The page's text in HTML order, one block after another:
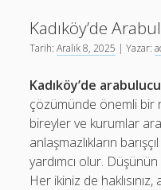
Kadıköy’de
Tarih:Aralık 8, 2025 | Yazar:
Kadıköy’de
çözümünde önemli bir
bireyler ve kurumlar
anlaşmazlıkların
yardımcı olur. Düşünün
Her ikiniz de